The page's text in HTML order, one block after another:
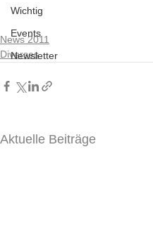
Wichtig
Events
Newsletter
News 2011
Diverses
Aktuelle Beiträge